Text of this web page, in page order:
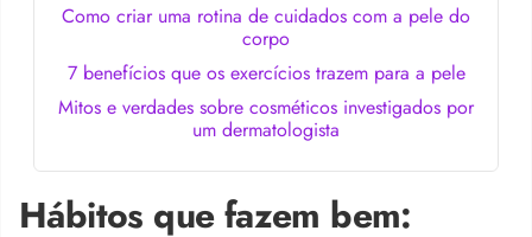
Como criar uma rotina de cuidados com a pele do
corpo
7 benefícios que os exercícios trazem para a pele
Mitos e verdades sobre cosméticos investigados por
um dermatologista
Hábitos que fazem bem: